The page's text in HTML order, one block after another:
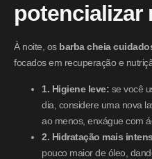
potencializar
À noite, os barba cheia
focados em recuperação e
1. Higiene leve: se você
dia, considere uma nova
ao menos, enxágue com
2. Hidratação mais
pouco maior de óleo,